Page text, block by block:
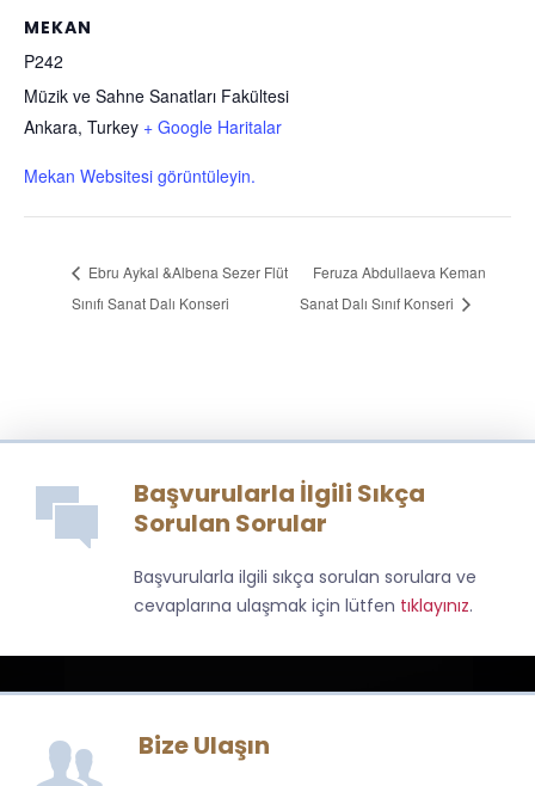
MEKAN
P242
Müzik ve Sahne Sanatları Fakültesi
Ankara, Turkey + Google Haritalar
Mekan Websitesi görüntüleyin.
Ebru Aykal &Albena Sezer Flüt
Sınıfı Sanat Dalı Konseri
Feruza Abdullaeva Keman
Sanat Dalı Sınıf Konseri
Başvurularla İlgili Sıkça
Sorulan Sorular
Başvurularla ilgili sıkça sorulan sorulara ve
cevaplarına ulaşmak için lütfen tıklayınız.
Bize Ulaşın